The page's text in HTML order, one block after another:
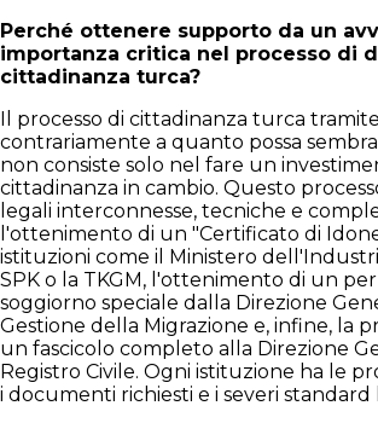
Perché ottenere supporto da un
importanza critica nel processo di
cittadinanza turca?
Il processo di cittadinanza turca
contrariamente a quanto possa
non consiste solo nel fare un
cittadinanza in cambio. Questo
legali interconnesse, tecniche e
l'ottenimento di un "Certificato di
istituzioni come il Ministero
SPK o la TKGM, l'ottenimento di un
soggiorno speciale dalla Direzione
Gestione della Migrazione e, infine, la
un fascicolo completo alla Direzione
Registro Civile. Ogni istituzione ha le
i documenti richiesti e i severi standard